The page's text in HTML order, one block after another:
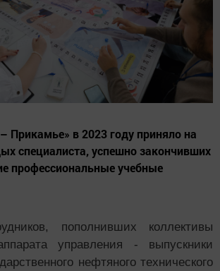
Прикамье» в 2023 году приняло на
специалиста, успешно закончивших
профессиональные учебные
пополнивших коллективы
управления - выпускники
нефтяного технического